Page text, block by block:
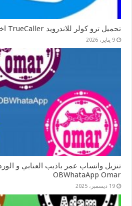
تحميل ترو كولر للاندرويد TrueCaller اخر اصدار 2026
9 يناير، 2026
OBWhataApp Omar
19 ديسمبر، 2025